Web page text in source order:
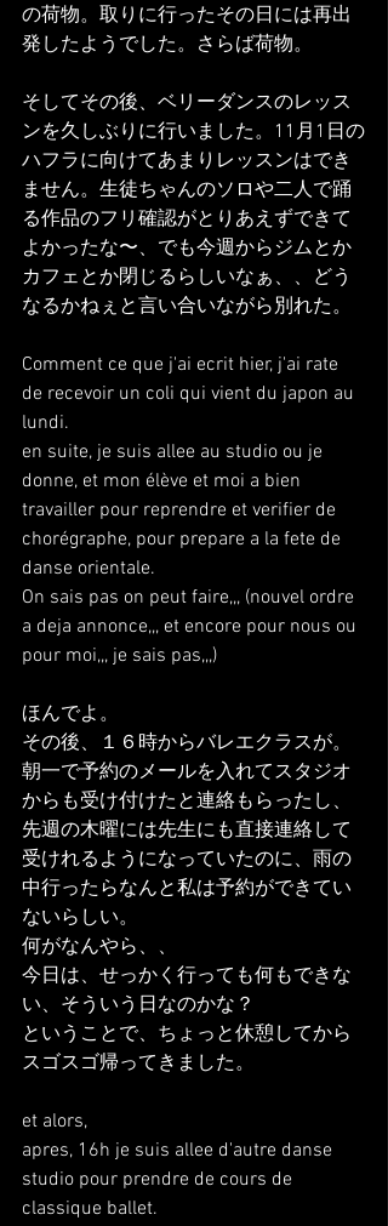
の荷物。取りに行ったその日には再出
発したようでした。さらば荷物。
そしてその後、ベリーダンスのレッス
ンを久しぶりに行いました。11月1日の
ハフラに向けてあまりレッスンはでき
ません。生徒ちゃんのソロや二人で踊
る作品のフリ確認がとりあえずできて
よかったな〜、でも今週からジムとか
カフェとか閉じるらしいなぁ、、どう
なるかねぇと言い合いながら別れた。
Comment ce que j'ai ecrit hier, j'ai rate
de recevoir un coli qui vient du japon au
lundi.
en suite, je suis allee au studio ou je
donne, et mon élève et moi a bien
travailler pour reprendre et verifier de
chorégraphe, pour prepare a la fete de
danse orientale.
On sais pas on peut faire,,, (nouvel ordre
a deja annonce,,, et encore pour nous ou
pour moi,,, je sais pas,,,)
ほんでよ。
その後、１６時からバレエクラスが。
朝一で予約のメールを入れてスタジオ
からも受け付けたと連絡もらったし、
先週の木曜には先生にも直接連絡して
受けれるようになっていたのに、雨の
中行ったらなんと私は予約ができてい
ないらしい。
何がなんやら、、
今日は、せっかく行っても何もできな
い、そういう日なのかな？
ということで、ちょっと休憩してから
スゴスゴ帰ってきました。
et alors,
apres, 16h je suis allee d'autre danse
studio pour prendre de cours de
classique ballet.